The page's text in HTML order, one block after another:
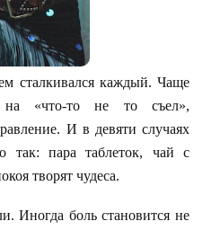
сталкивался каждый. Чаще
«что-то не то съел»,
И в девяти случаях
так: пара таблеток, чай с
творят чудеса.
Иногда боль становится не